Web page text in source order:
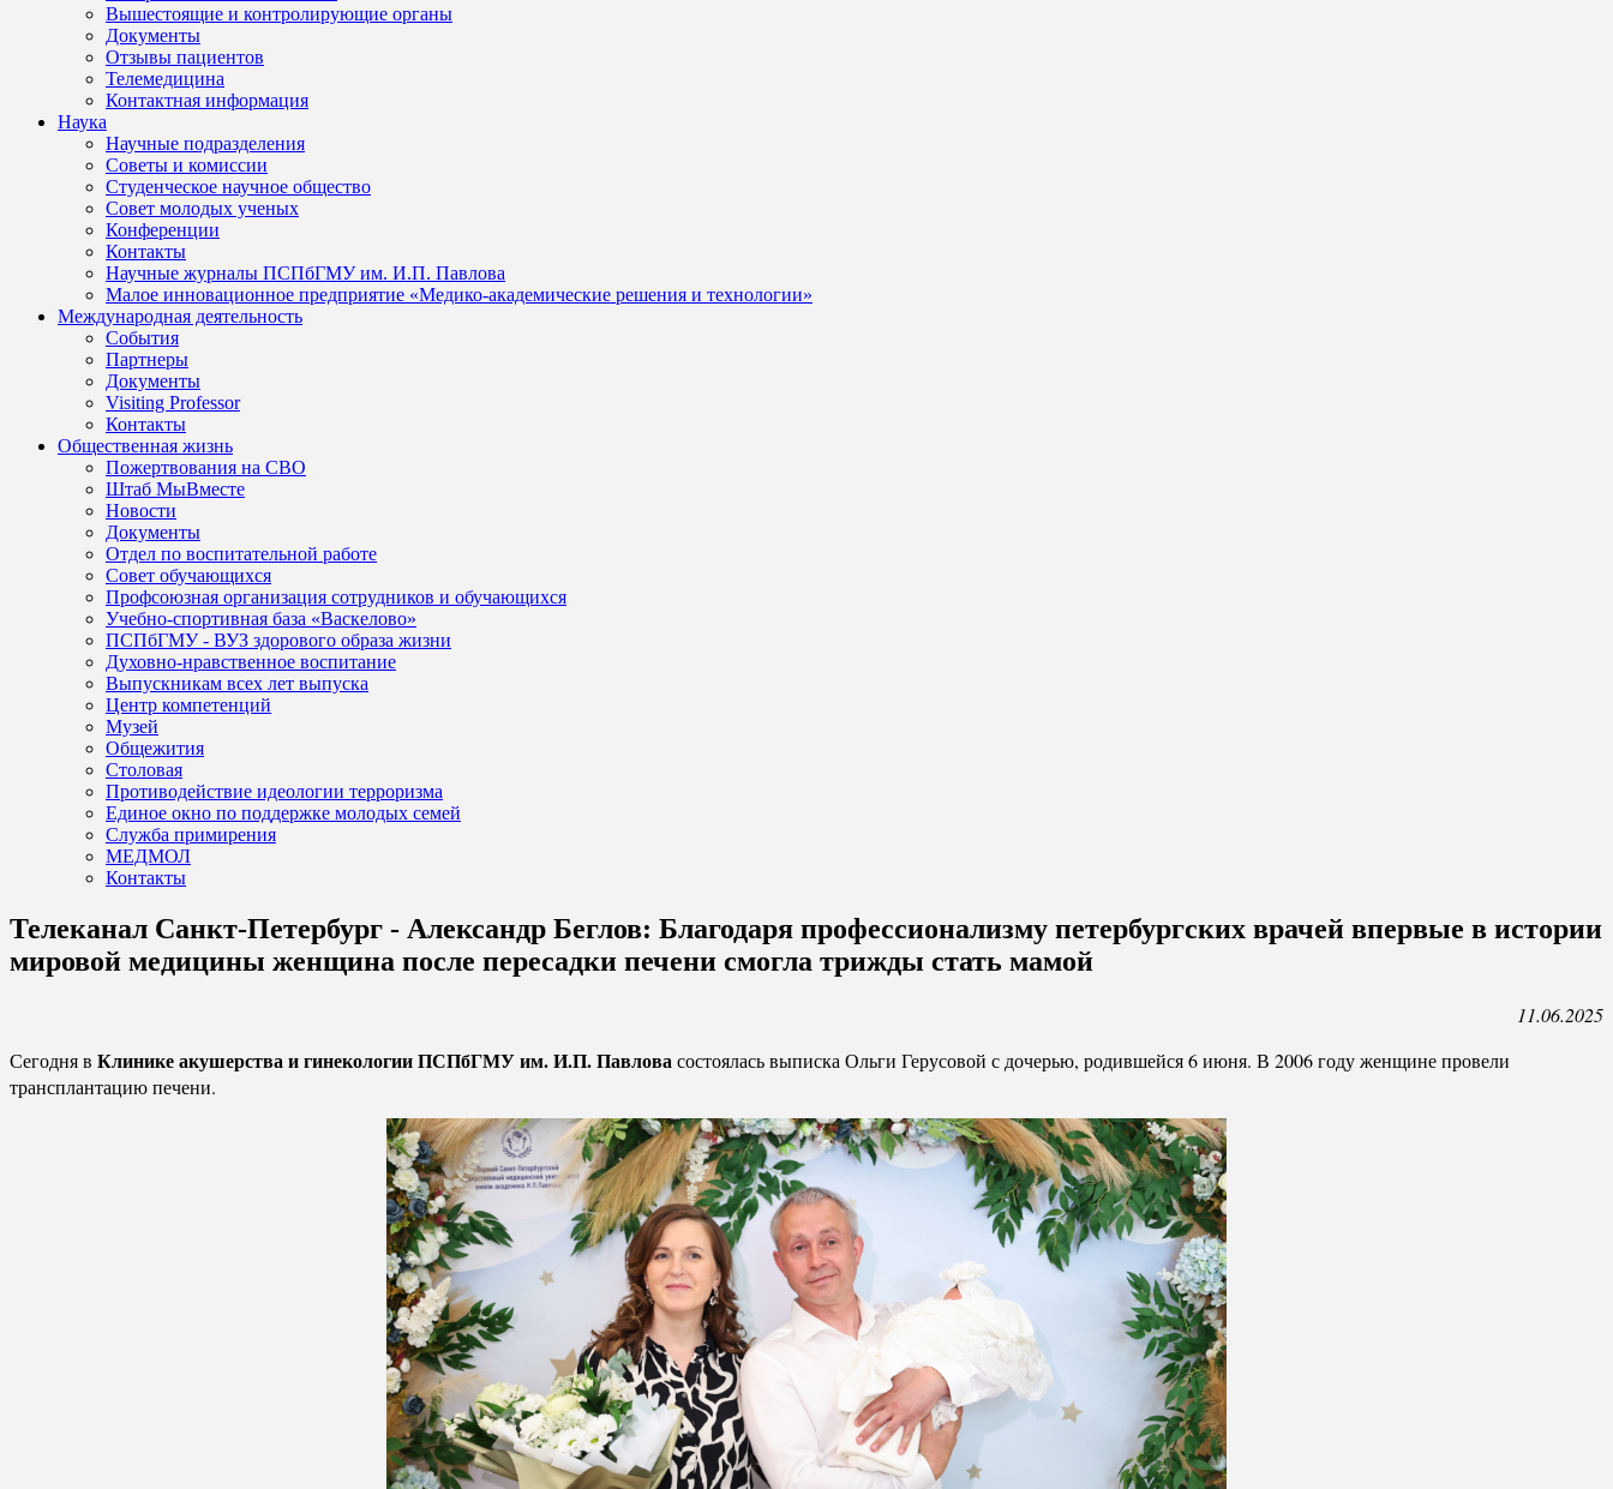
Вышестоящие и контролирующие органы
Документы
Отзывы пациентов
Телемедицина
Контактная информация
Наука
Научные подразделения
Советы и комиссии
Студенческое научное общество
Совет молодых ученых
Конференции
Контакты
Научные журналы ПСПбГМУ им. И.П. Павлова
Малое инновационное предприятие «Медико-академические решения и технологии»
Международная деятельность
События
Партнеры
Документы
Visiting Professor
Контакты
Общественная жизнь
Пожертвования на СВО
Штаб МыВместе
Новости
Документы
Отдел по воспитательной работе
Совет обучающихся
Профсоюзная организация сотрудников и обучающихся
Учебно-спортивная база «Васкелово»
ПСПбГМУ - ВУЗ здорового образа жизни
Духовно-нравственное воспитание
Выпускникам всех лет выпуска
Центр компетенций
Музей
Общежития
Столовая
Противодействие идеологии терроризма
Единое окно по поддержке молодых семей
Служба примирения
МЕДМОЛ
Контакты
Телеканал Санкт-Петербург - Александр Беглов: Благодаря профессионализму петербургских врачей впервые в истории
мировой медицины женщина после пересадки печени смогла трижды стать мамой
11.06.2025
Сегодня в Клинике акушерства и гинекологии ПСПбГМУ им. И.П. Павловасостоялась выписка Ольги Герусовой с дочерью, родившейся 6 июня. В 2006 году женщине провели
трансплантацию печени.